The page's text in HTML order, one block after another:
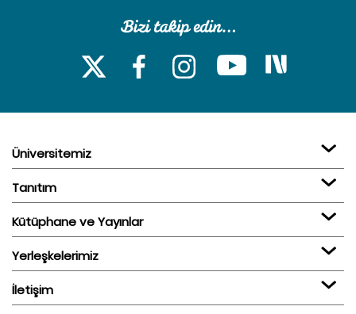
Üniversitemiz
Tanıtım
Kütüphane ve Yayınlar
Yerleşkelerimiz
İletişim